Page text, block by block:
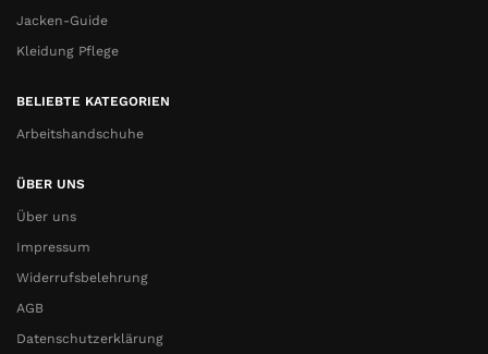
Jacken-Guide
Kleidung Pflege
BELIEBTE KATEGORIEN
Arbeitshandschuhe
ÜBER UNS
Über uns
Impressum
Widerrufsbelehrung
AGB
Datenschutzerklärung